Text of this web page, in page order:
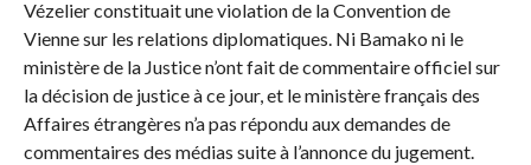
Vézelier constituait une violation de la Convention de
Vienne sur les relations diplomatiques. Ni Bamako ni le
ministère de la Justice n’ont fait de commentaire officiel sur
la décision de justice à ce jour, et le ministère français des
Affaires étrangères n’a pas répondu aux demandes de
commentaires des médias suite à l’annonce du jugement.